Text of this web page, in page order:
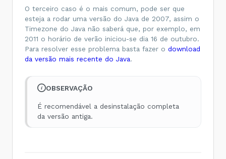
O terceiro caso é o mais comum, pode ser que
esteja a rodar uma versão do Java de 2007, assim o
Timezone do Java não saberá que, por exemplo, em
2011 o horário de verão iniciou-se dia 16 de outubro.
Para resolver esse problema basta fazer o download
da versão mais recente do Java.
OBSERVAÇÃO
É recomendável a desinstalação completa
da versão antiga.